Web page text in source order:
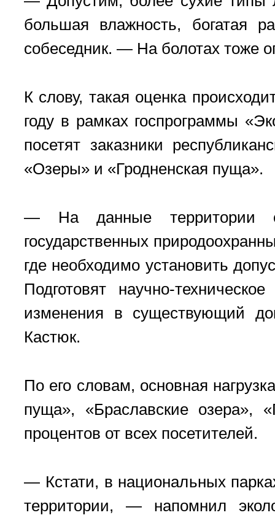
большая влажность, богатая
собеседник. — На болотах тоже
К слову, такая оценка
году в рамках госпрограммы
посетят заказники
«Озеры» и «Гродненская пуща».
— На данные территории
государственных
где необходимо установить
Подготовят научно-
изменения в существующий
Кастюк.
По его словам, основная
пуща», «Браславские озера»,
процентов от всех посетителей.
— Кстати, в национальных
территории, — напомнил